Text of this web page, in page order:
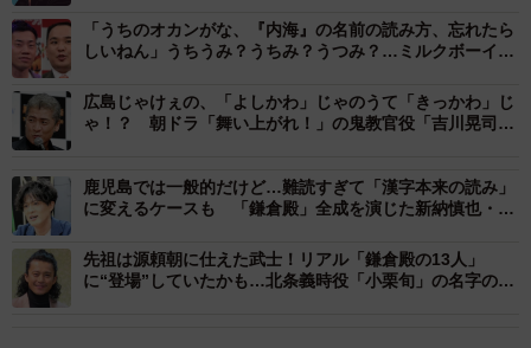
雄助と次左衛門は、水戸浪士が井伊大老を襲撃した桜田門
外の変に水戸浪士にまじって参加した。そして、次左衛門
は井伊直弼の首級を挙げたものの深手を負ってその場で自
害、雄助は捕らえられて薩摩藩に送られ、切腹した。
事件後、残った長男の俊斎は本来次左衛門が継ぐはずだっ
た日下部家の婿養子となり、さらに日下部家の旧名字であ
る「海江田」を称して「海江田信義」と名乗り、幕末・維
新の荒波を乗り切って明治になると元老院議官や枢密顧問
官を歴任、子爵に叙せられた。
「うちのオカンがな、『内海』の名前の読み方、忘れたら
しいねん」うちうみ？うちみ？うつみ？…ミルクボーイ、
広島じゃけぇの、「よしかわ」じゃのうて「きっかわ」じ
ゃ！？ 朝ドラ「舞い上がれ！」の鬼教官役「吉川晃司」
鹿児島では一般的だけど…難読すぎて「漢字本来の読み」
に変えるケースも 「鎌倉殿」全成を演じた新納慎也・名
先祖は源頼朝に仕えた武士！リアル「鎌倉殿の13人」
に“登場”していたかも…北条義時役「小栗旬」の名字のル